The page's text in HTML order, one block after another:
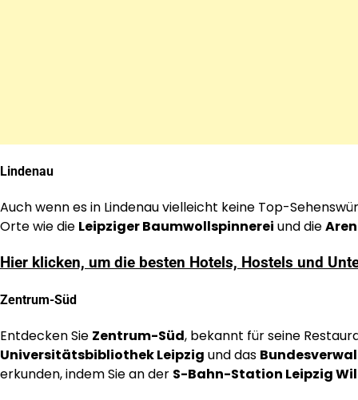
Lindenau
Auch wenn es in Lindenau vielleicht keine Top-
Orte wie die Leipziger Baumwollspinnerei und die
Hier klicken, um die besten Hotels, Hostels und
Zentrum-Süd
Entdecken Sie Zentrum-Süd, bekannt für seine
Universitätsbibliothek Leipzig und das
erkunden, indem Sie an der S-Bahn-Station Leipzig